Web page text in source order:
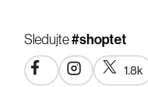
Sledujte#shoptet
1.8k